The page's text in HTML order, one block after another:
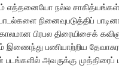
எத்தனையோ நல்ல சாகித்யங்கள்
நினைவுபடுத்திப்
பிரபல திரையிசைக்
இணைந்து பணியாற்றிய
அவருக்கு